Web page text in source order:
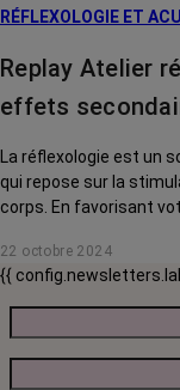
RÉFLEXOLOGIE ET
Replay Atelier
effets
La réflexologie est un
qui repose sur la
corps. En favorisant
Au cours de ce
comprendre comment
utilité en faire dans
zones réflexes et les
22 octobre 2024
{{